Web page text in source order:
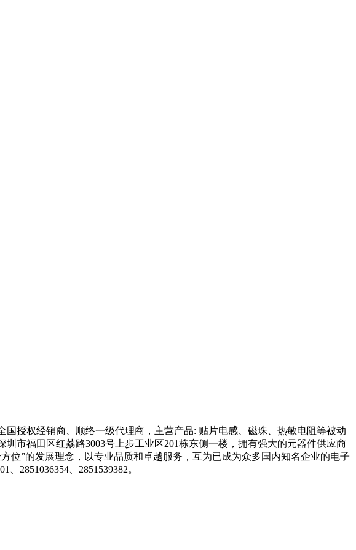
授权经销商、顺络一级代理商，主营产品: 贴片电感、磁珠、热敏电阻等被动
市福田区红荔路3003号上步工业区201栋东侧一楼，拥有强大的元器件供应商
位”的发展理念，以专业品质和卓越服务，互为已成为众多国内知名企业的电子
2851036354、2851539382。